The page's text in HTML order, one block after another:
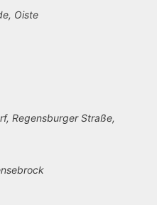
Oiste
Regensburger Straße,